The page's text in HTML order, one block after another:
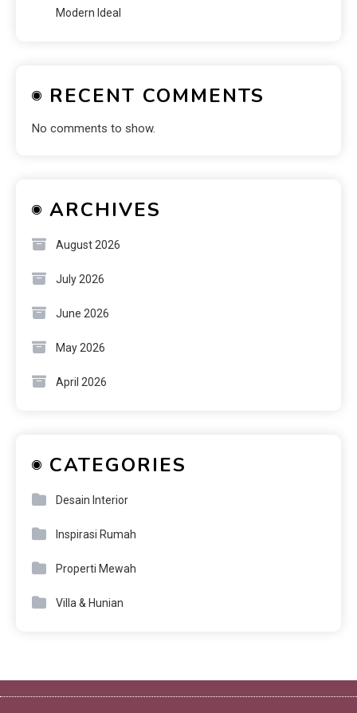
Modern Ideal
RECENT COMMENTS
No comments to show.
ARCHIVES
August 2026
July 2026
June 2026
May 2026
April 2026
CATEGORIES
Desain Interior
Inspirasi Rumah
Properti Mewah
Villa & Hunian